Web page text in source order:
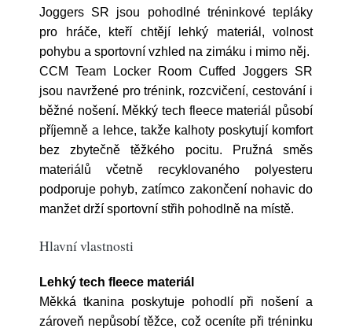
Joggers SR jsou pohodlné tréninkové tepláky
pro hráče, kteří chtějí lehký materiál, volnost
pohybu a sportovní vzhled na zimáku i mimo něj.
CCM Team Locker Room Cuffed Joggers SR
jsou navržené pro trénink, rozcvičení, cestování i
běžné nošení. Měkký tech fleece materiál působí
příjemně a lehce, takže kalhoty poskytují komfort
bez zbytečně těžkého pocitu. Pružná směs
materiálů včetně recyklovaného polyesteru
podporuje pohyb, zatímco zakončení nohavic do
manžet drží sportovní střih pohodlně na místě.
Hlavní vlastnosti
Lehký tech fleece materiál
Měkká tkanina poskytuje pohodlí při nošení a
zároveň nepůsobí těžce, což oceníte při tréninku